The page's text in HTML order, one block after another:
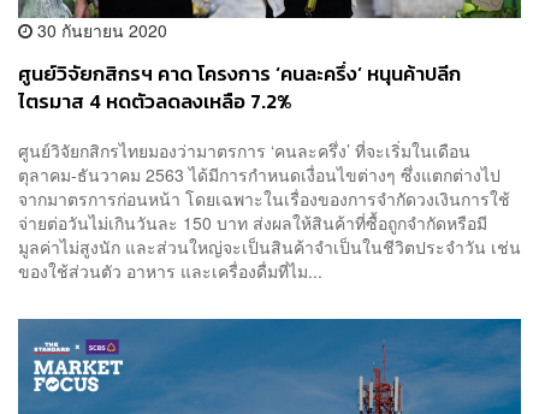
30 กันยายน 2020
ศูนย์วิจัยกสิกรฯ คาด โครงการ ‘คนละครึ่ง’ หนุนค้าปลีก
ไตรมาส 4 หดตัวลดลงเหลือ 7.2%
ศูนย์วิจัยกสิกรไทยมองว่ามาตรการ ‘คนละครึ่ง’ ที่จะเริ่มในเดือน
ตุลาคม-ธันวาคม 2563 ได้มีการกำหนดเงื่อนไขต่างๆ ซึ่งแตกต่างไป
จากมาตรการก่อนหน้า โดยเฉพาะในเรื่องของการจำกัดวงเงินการใช้
จ่ายต่อวันไม่เกินวันละ 150 บาท ส่งผลให้สินค้าที่ซื้อถูกจำกัดหรือมี
มูลค่าไม่สูงนัก และส่วนใหญ่จะเป็นสินค้าจำเป็นในชีวิตประจำวัน เช่น
ของใช้ส่วนตัว อาหาร และเครื่องดื่มที่ไม...